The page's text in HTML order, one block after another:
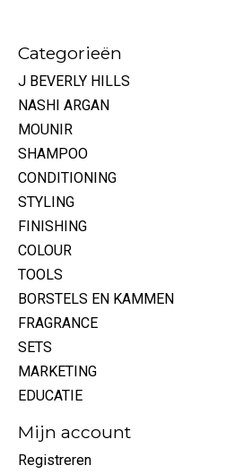
Categorieën
J BEVERLY HILLS
NASHI ARGAN
MOUNIR
SHAMPOO
CONDITIONING
STYLING
FINISHING
COLOUR
TOOLS
BORSTELS EN KAMMEN
FRAGRANCE
SETS
MARKETING
EDUCATIE
Mijn account
Registreren